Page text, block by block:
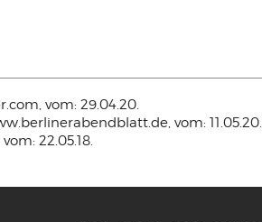
vom: 29.04.20.
vom: 11.05.20.
22.05.18.